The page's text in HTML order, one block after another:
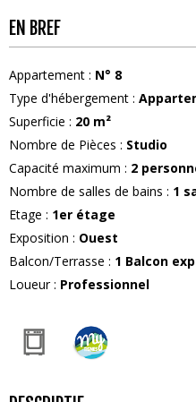
EN BREF
Appartement : N° 8
Type d'hébergement :
Superficie : 20 m²
Nombre de Pièces : Studio
Capacité maximum : 2
Nombre de salles de bains : 1
Etage : 1er étage
Exposition : Ouest
Balcon/Terrasse : 1 Balcon
Loueur: Professionnel